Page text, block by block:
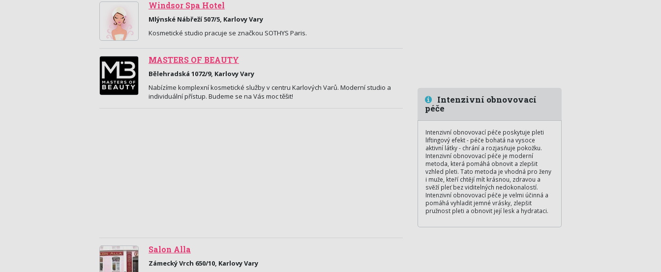
Windsor Spa Hotel
Mlýnské Nábřeží 507/5, Karlovy Vary
Kosmetické studio pracuje se značkou SOTHYS Paris.
MASTERS OF BEAUTY
Bělehradská 1072/9, Karlovy Vary
Nabízíme komplexní kosmetické služby v centru Karlových Varů. Moderní studio a
individuální přístup. Budeme se na Vás moc těšit!
Salon Alla
Zámecký Vrch 650/10, Karlovy Vary
Intenzivní obnovovací
péče
Intenzivní obnovovací péče poskytuje pleti
liftingový efekt - péče bohatá na vysoce
aktivní látky - chrání a rozjasňuje pokožku.
Intenzivní obnovovací péče je moderní
metoda, která pomáhá obnovit a zlepšit
vzhled pleti. Tato metoda je vhodná pro ženy
i muže, kteří chtějí mít krásnou, zdravou a
svěží pleť bez viditelných nedokonalostí.
Intenzivní obnovovací péče je velmi účinná a
pomáhá vyhladit jemné vrásky, zlepšit
pružnost pleti a obnovit její lesk a hydrataci.